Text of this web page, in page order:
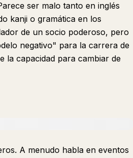
ser malo tanto en inglés
kanji o gramática en los
de un socio poderoso, pero
negativo" para la carrera de
la capacidad para cambiar de
A menudo habla en eventos